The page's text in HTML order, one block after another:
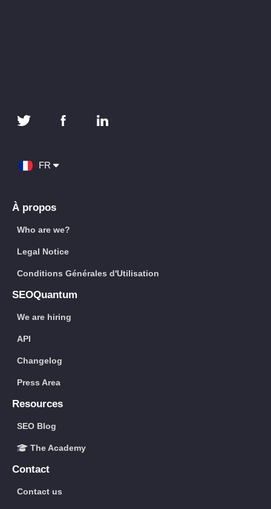
FR
À propos
Who are we?
Legal Notice
Conditions Générales d'Utilisation
SEOQuantum
We are hiring
API
Changelog
Press Area
Resources
SEO Blog
The Academy
Contact
Contact us